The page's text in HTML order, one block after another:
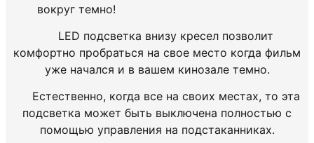
вокруг темно!
LED подсветка внизу кресел позволит
комфортно пробраться на свое место когда фильм
уже начался и в вашем кинозале темно.
Естественно, когда все на своих местах, то эта
подсветка может быть выключена полностью с
помощью управления на подстаканниках.